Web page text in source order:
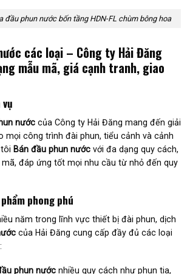
đầu phun nước bốn tầng HDN-FL chùm bông hoa
các loại – Công ty Hải Đăng
mẫu mã, giá cạnh tranh, giao
nước của Công ty Hải Đăng mang đến giải
mọi công trình đài phun, tiểu cảnh và cảnh
Bán đầu phun nước với đa dạng quy cách,
đáp ứng tốt mọi nhu cầu từ nhỏ đến quy
phong phú
năm trong lĩnh vực thiết bị đài phun, dịch
của Hải Đăng cung cấp đầy đủ các loại
phun nướcnhiều quy cách như phun tia,